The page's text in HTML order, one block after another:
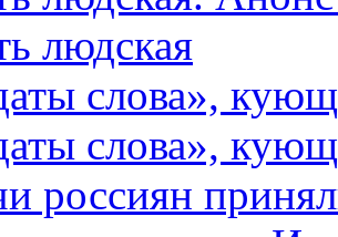
людская
слова»,
слова»,
россиян